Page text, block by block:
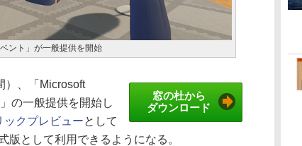
ント」が一般提供を開始
窓の杜から
ダウンロード
、「Microsoft
の一般提供を開始し
ックプレビューとして
版として利用できるようになる。